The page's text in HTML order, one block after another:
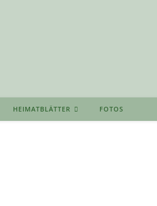
HEIMATBLÄTTER FOTOS